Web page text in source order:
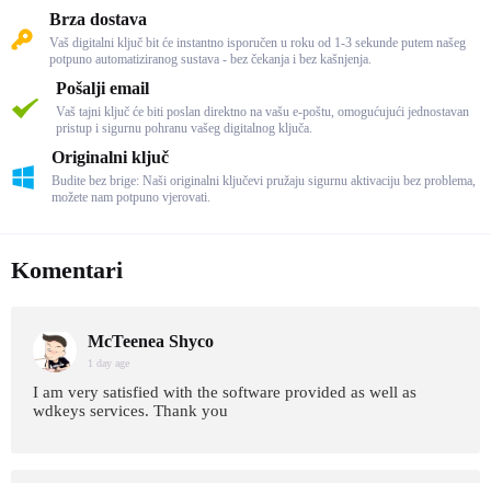
Brza dostava
Vaš digitalni ključ bit će instantno isporučen u roku od 1-3 sekunde putem našeg
potpuno automatiziranog sustava - bez čekanja i bez kašnjenja.
Pošalji email
Vaš tajni ključ će biti poslan direktno na vašu e-poštu, omogućujući jednostavan
pristup i sigurnu pohranu vašeg digitalnog ključa.
Originalni ključ
Budite bez brige: Naši originalni ključevi pružaju sigurnu aktivaciju bez problema,
možete nam potpuno vjerovati.
Komentari
McTeenea Shyco
1 day age
I am very satisfied with the software provided as well as
wdkeys services. Thank you